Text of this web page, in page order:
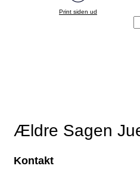
Print siden ud
Ældre Sagen
Kontakt